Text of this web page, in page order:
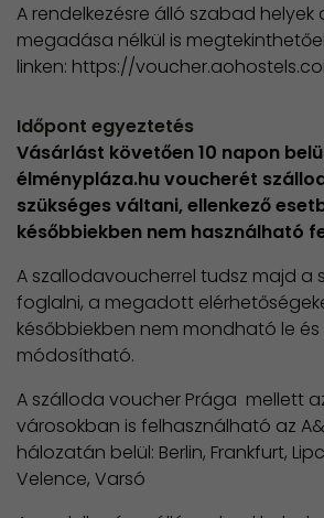
A rendelkezésre álló szabad helyek
megadása nélkül is
linken: https://
Időpont egyeztetés
Vásárlást követően 10 napon
élménypláza.hu voucherét
szükséges váltani, ellenkező
későbbiekben nem használható
A szallodavoucherrel tudsz majd a
foglalni, a megadott
későbbiekben nem mondható le és
módosítható.
A szálloda voucher Prága mellett
városokban is felhasználható az
hálozatán belül: Berlin, Frankfurt,
Velence, Varsó